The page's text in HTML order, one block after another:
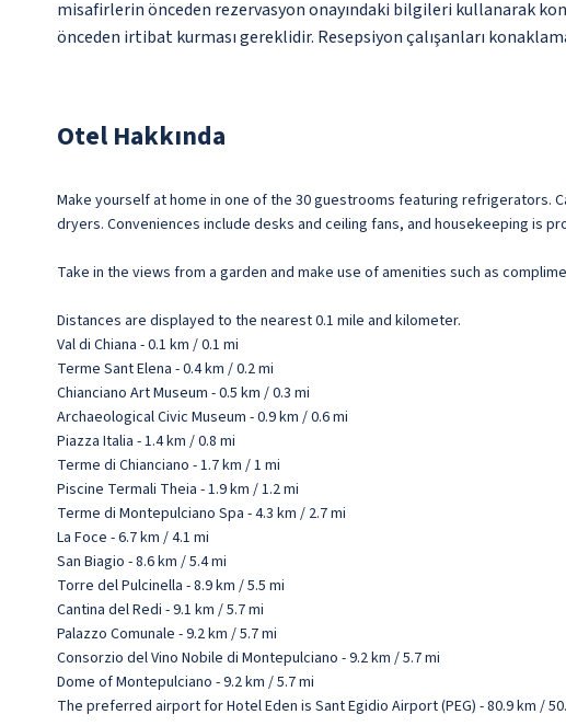
misafirlerin önceden rezervasyon onayındaki bilgileri kullanarak
önceden irtibat kurması gereklidir. Resepsiyon çalışanları
Otel Hakkında
Make yourself at home in one of the 30 guestrooms featuring
dryers. Conveniences include desks and ceiling fans, and housekeeping is
Take in the views from a garden and make use of amenities such as
Distances are displayed to the nearest 0.1 mile and kilometer.
Val di Chiana - 0.1 km / 0.1 mi
Terme Sant Elena - 0.4 km / 0.2 mi
Chianciano Art Museum - 0.5 km / 0.3 mi
Archaeological Civic Museum - 0.9 km / 0.6 mi
Piazza Italia - 1.4 km / 0.8 mi
Terme di Chianciano - 1.7 km / 1 mi
Piscine Termali Theia - 1.9 km / 1.2 mi
Terme di Montepulciano Spa - 4.3 km / 2.7 mi
La Foce - 6.7 km / 4.1 mi
San Biagio - 8.6 km / 5.4 mi
Torre del Pulcinella - 8.9 km / 5.5 mi
Cantina del Redi - 9.1 km / 5.7 mi
Palazzo Comunale - 9.2 km / 5.7 mi
Consorzio del Vino Nobile di Montepulciano - 9.2 km / 5.7 mi
Dome of Montepulciano - 9.2 km / 5.7 mi
The preferred airport for Hotel Eden is Sant Egidio Airport (PEG) - 80.9 km /